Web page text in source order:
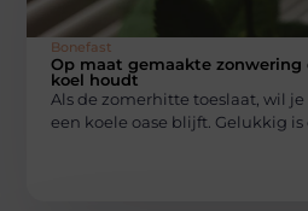
Bonefast
Op maat gemaakte zonwering
koel houdt
Als de zomerhitte toeslaat, wil
een koele oase blijft. Gelukkig